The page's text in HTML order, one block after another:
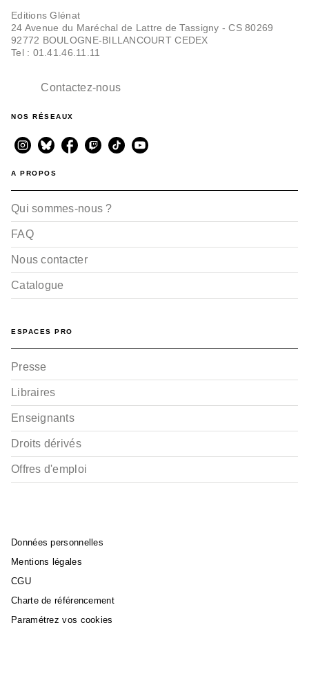
Editions Glénat
24 Avenue du Maréchal de Lattre de Tassigny - CS 80269
92772 BOULOGNE-BILLANCOURT CEDEX
Tel : 01.41.46.11.11
Contactez-nous
NOS RÉSEAUX
A PROPOS
Qui sommes-nous ?
FAQ
Nous contacter
Catalogue
ESPACES PRO
Presse
Libraires
Enseignants
Droits dérivés
Offres d'emploi
Données personnelles
Mentions légales
CGU
Charte de référencement
Paramétrez vos cookies